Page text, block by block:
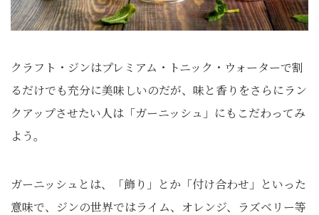
クラフト・ジンはプレミアム・トニック・ウォーターで割
るだけでも充分に美味しいのだが、味と香りをさらにラン
クアップさせたい人は「ガーニッシュ」にもこだわってみ
よう。
ガーニッシュとは、「飾り」とか「付け合わせ」といった
意味で、ジンの世界ではライム、オレンジ、ラズベリー等